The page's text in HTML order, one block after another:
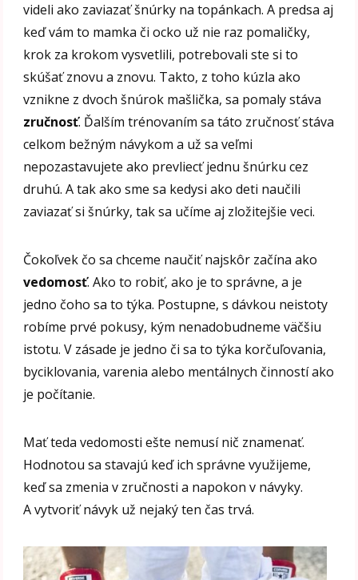
videli ako zaviazať šnúrky na topánkach. A predsa aj
keď vám to mamka či ocko už nie raz pomaličky,
krok za krokom vysvetlili, potrebovali ste si to
skúšať znovu a znovu. Takto, z toho kúzla ako
vznikne z dvoch šnúrok mašlička, sa pomaly stáva
zručnosť. Ďalším trénovaním sa táto zručnosť stáva
celkom bežným návykom a už sa veľmi
nepozastavujete ako prevliecť jednu šnúrku cez
druhú. A tak ako sme sa kedysi ako deti naučili
zaviazať si šnúrky, tak sa učíme aj zložitejšie veci.
Čokoľvek čo sa chceme naučiť najskôr začína ako
vedomosť. Ako to robiť, ako je to správne, a je
jedno čoho sa to týka. Postupne, s dávkou neistoty
robíme prvé pokusy, kým nenadobudneme väčšiu
istotu. V zásade je jedno či sa to týka korčuľovania,
byciklovania, varenia alebo mentálnych činností ako
je počítanie.
Mať teda vedomosti ešte nemusí nič znamenať.
Hodnotou sa stavajú keď ich správne využijeme,
keď sa zmenia v zručnosti a napokon v návyky.
A vytvoriť návyk už nejaký ten čas trvá.